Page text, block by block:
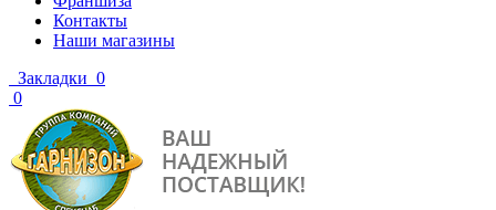
Контакты
Наши магазины
Закладки 0
0